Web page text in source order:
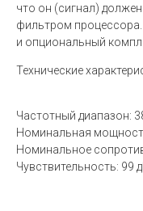
что он (сигнал)
фильтром
и опциональный
Технические
Частотный диапазон:
Номинальная
Номинальное
Чувствительность: 99